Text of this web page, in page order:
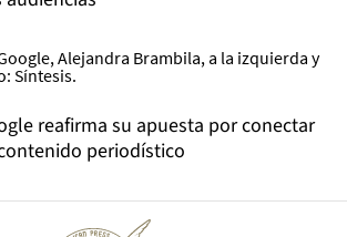
reafirma su apuesta por conectar
periodístico